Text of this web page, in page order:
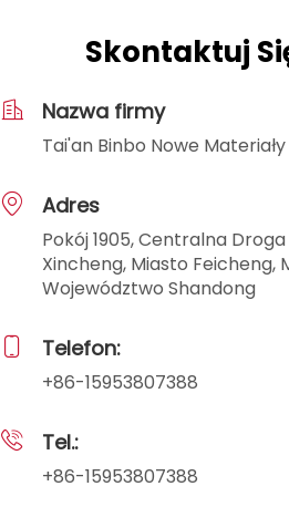
Skontaktuj
Nazwa firmy
Tai'an Binbo Nowe Materiały
Adres
Pokój 1905, Centralna
Xincheng, Miasto Feicheng,
Województwo Shandong
Telefon:
+86-15953807388
Tel.:
+86-15953807388